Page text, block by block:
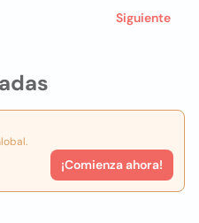
¡Comienza ahora!
Siguiente